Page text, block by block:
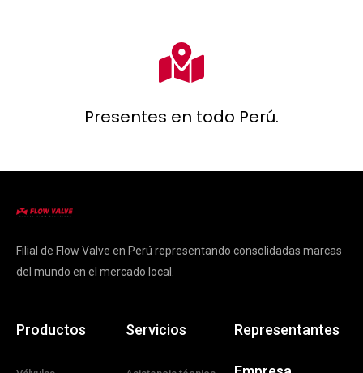
Presentes en todo Perú.
Filial de Flow Valve en Perú representando consolidadas marcas
del mundo en el mercado local.
Productos Servicios Representantes